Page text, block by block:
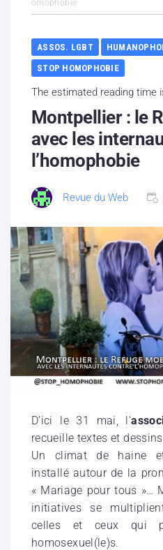
Contenus litigieux
Nous soutenir
Boutique
Partenaires
Contacts
omophobie
ASSOS. LGBT
STOP HOMOPHOBIE
The estimated reading time
Montpellier : le
avec les
l’homophobie
Revue du Web
D’ici le 31 mai, l’
recueille textes et
Un climat de haine et
installé autour de la
« Mariage pour tous »…
initiatives se
celles et ceux qui
homosexuel(le)s.